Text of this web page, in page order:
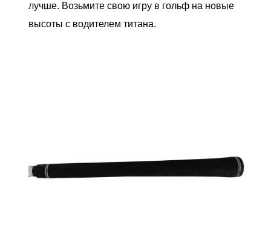
лучше. Возьмите свою игру в гольф на новые
высоты с водителем титана.